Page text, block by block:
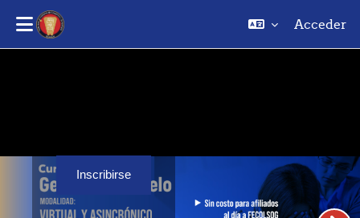
Acceder
Inscribirse